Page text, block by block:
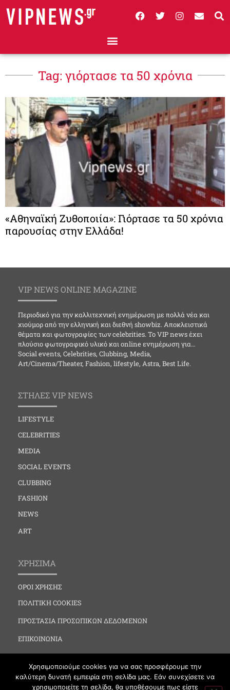
Tag: γιόρτασε τα 50 χρόνια
«Αθηναϊκή Ζυθοποιία»: Γιόρτασε τα 50 χρόνια
παρουσίας στην Ελλάδα!
VIP NEWS ONLINE MAGAZINE
Περιοδικό για την καλλιτεχνική ενημέρωση με πολλά νέα και
χιούμορ από την ελληνική και διεθνή showbiz. Αποκλειστικά
θέματα και φωτογραφίες των celebrities. Το VIP news έχει
πλούσιο φωτογραφικό υλικό και online ενημέρωση για…
Social events, Celebrities, Clubbing, Media,
Art/Cinema/Theater, Fashion, lifestyle, Astra, Best Life.
ΣΤΗΛΕΣ VIP NEWS
LIFESTYLE
CELEBRITIES
MEDIA
SOCIAL EVENTS
CLUBBING
FASHION
NEWS
ART
ΧΡΗΣΙΜΑ
ΟΡΟΙ ΧΡΗΣΗΣ
ΠΟΛΙΤΙΚΗ COOKIES
ΠΡΟΣΤΑΣΙΑ ΠΡΟΣΩΠΙΚΩΝ ΔΕΔΟΜΕΝΩΝ
ΕΠΙΚΟΙΝΩΝΙΑ
Χρησιμοποιούμε cookies για να σας προσφέρουμε την
καλύτερη δυνατή εμπειρία στη σελίδα μας. Εάν συνεχίσετε να
χρησιμοποιείτε τη σελίδα, θα υποθέσουμε πως είστε